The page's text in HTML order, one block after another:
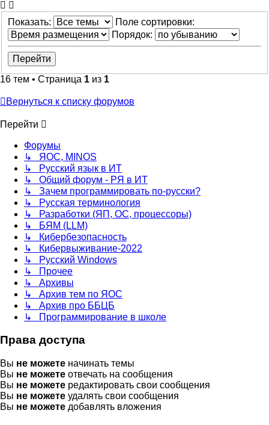
Показать:
Поле сортировки:
Порядок:
16 тем • Страница 1 из 1
Вернуться к списку форумов
Перейти
Форумы
↳ ЯОС, MINOS
↳ Русский язык в ИТ
↳ Общий форум - РЯ в ИТ
↳ Зачем программировать по-русски?
↳ Русская терминология
↳ Разработки (ЯП, ОС, процессоры)
↳ БЯМ (LLM)
↳ Кибербезопасность
↳ Кибервыживание-2022
↳ Русский Windows
↳ Прочее
↳ Архивы
↳ Архив тем по ЯОС
↳ Архив про ББЦБ
↳ Программирование в школе
Права доступа
Вы не можете начинать темы
Вы не можете отвечать на сообщения
Вы не можете редактировать свои сообщения
Вы не можете удалять свои сообщения
Вы не можете добавлять вложения